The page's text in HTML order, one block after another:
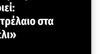
στα